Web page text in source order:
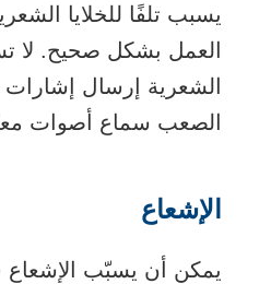
يسبب تلفًا للخلايا
العمل بشكل صحيح. لا
الشعرية إرسال إشارات
الصعب سماع أصوات
الإشعاع
يمكن أن يسبّب الإشعاع